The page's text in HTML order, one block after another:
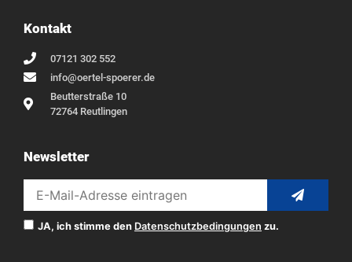
Kontakt
07121 302 552
info@oertel-spoerer.de
Beutterstraße 10
72764 Reutlingen
Newsletter
JA, ich stimme den Datenschutzbedingungen zu.